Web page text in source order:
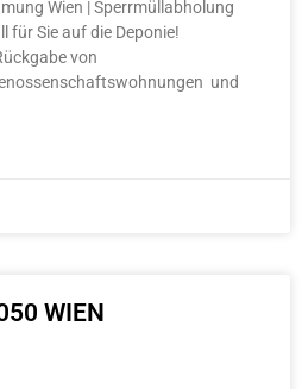
Wien | Sperrmüllabholung
für Sie auf die Deponie!
von
und
WIEN